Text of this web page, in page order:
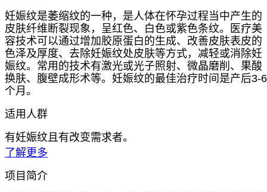
妊娠纹是萎缩纹的一种，是人体在怀孕过程当中产生的
皮肤纤维断裂现象，呈红色、白色或紫色条纹。医疗美
容技术可以通过增加胶原蛋白的生成、改善皮肤表皮的
色泽及厚度、去除妊娠纹处皮肤等方式，减轻或消除妊
娠纹。常用的技术有激光或光子照射、微晶磨削、果酸
换肤、腹壁成形术等。妊娠纹的最佳治疗时间是产后3-6
个月。
适用人群
有妊娠纹且有改变需求者。
了解更多
项目简介